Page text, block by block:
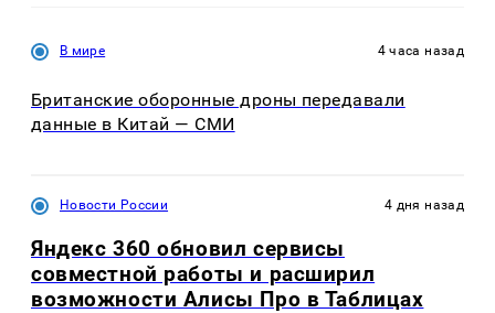
В мире 4 часа назад
Британские оборонные дроны передавали
данные в Китай — СМИ
Новости России 4 дня назад
Яндекс 360 обновил сервисы
совместной работы и расширил
возможности Алисы Про в Таблицах